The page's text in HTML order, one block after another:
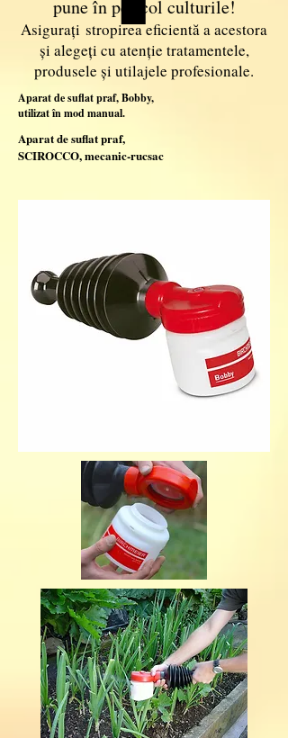
puneîn pericol culturile!
Asigurați stropirea eficientăa acestora
şi alegeți cu atenție tratamentele,
produsele şi utilajele profesionale.
Aparat de suflat praf, Bobby,
utilizat în mod manual.
Aparat de suflat praf,
SCIROCCO,mecanic-rucsac